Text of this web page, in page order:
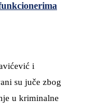
i
su juče zbog
u kriminalne